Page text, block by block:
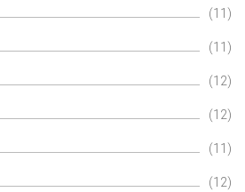
(11)
(11)
(12)
(12)
(11)
(12)